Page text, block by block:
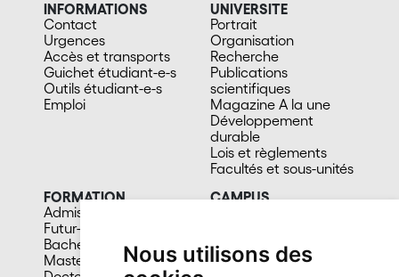
Nous utilisons des
INFORMATIONS
Contact
Urgences
Accès et transports
Guichet étudiant-e-s
Outils étudiant-e-s
Emploi
UNIVERSITE
Portrait
Organisation
Recherche
Publications
scientifiques
Magazine A la une
Développement
durable
Lois et règlements
Facultés et sous-unités
FORMATION
Admission
Futur-e étudiant-e
Bachelors
Masters
CAMPUS
Sports
Santé